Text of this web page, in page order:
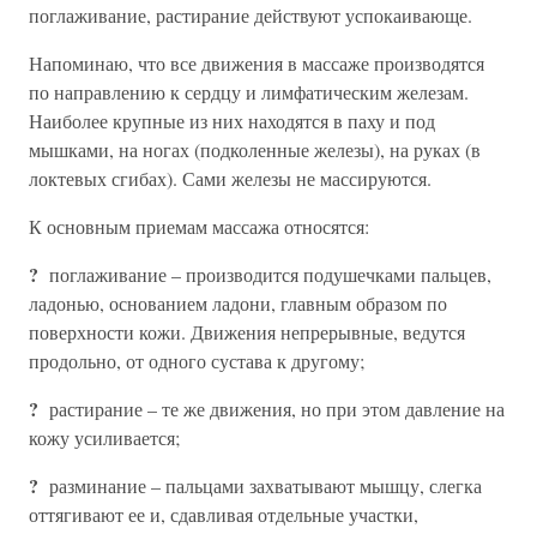
поглаживание, растирание действуют успокаивающе.
Напоминаю, что все движения в массаже производятся
по направлению к сердцу и лимфатическим железам.
Наиболее крупные из них находятся в паху и под
мышками, на ногах (подколенные железы), на руках (в
локтевых сгибах). Сами железы не массируются.
К основным приемам массажа относятся:
? поглаживание – производится подушечками пальцев,
ладонью, основанием ладони, главным образом по
поверхности кожи. Движения непрерывные, ведутся
продольно, от одного сустава к другому;
? растирание – те же движения, но при этом давление на
кожу усиливается;
? разминание – пальцами захватывают мышцу, слегка
оттягивают ее и, сдавливая отдельные участки,